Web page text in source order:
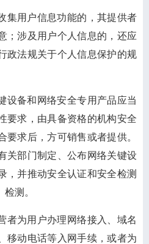
集用户信息功能的，其提供者
；涉及用户个人信息的，还应
政法规关于个人信息保护的规
设备和网络安全专用产品应当
要求，由具备资格的机构安全
要求后，方可销售或者提供。
关部门制定、公布网络关键设
，并推动安全认证和安全检测
测。
者为用户办理网络接入、域名
移动电话等入网手续，或者为